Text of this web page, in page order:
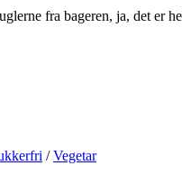
fra bageren, ja, det er
/Vegetar